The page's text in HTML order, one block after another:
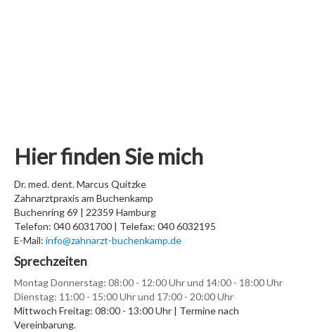
Hier finden Sie mich
Dr. med. dent. Marcus Quitzke
Zahnarztpraxis am Buchenkamp
Buchenring 69 | 22359 Hamburg
Telefon: 040 6031700 | Telefax: 040 6032195
E-Mail: info@zahnarzt-buchenkamp.de
Sprechzeiten
Montag Donnerstag: 08:00 - 12:00 Uhr und 14:00 - 18:00 Uhr
Dienstag: 11:00 - 15:00 Uhr und 17:00 - 20:00 Uhr
Mittwoch Freitag: 08:00 - 13:00 Uhr | Termine nach
Vereinbarung.